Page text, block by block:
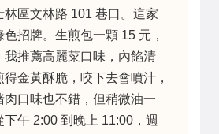
林區文林路 101 巷口。這家
招牌。生煎包一顆 15 元，
我推薦高麗菜口味，內餡清
金黃酥脆，咬下去會噴汁，
肉口味也不錯，但稍微油一
午 2:00 到晚上 11:00，週